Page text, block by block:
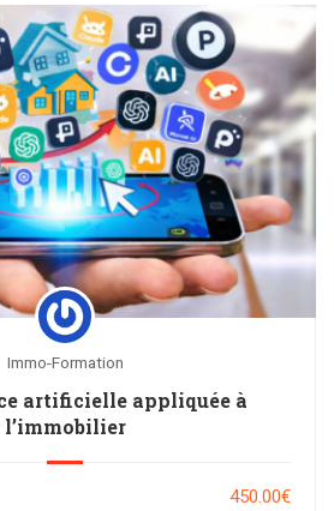
Immo-Formation
artificielle appliquée à
l’immobilier
450.00€